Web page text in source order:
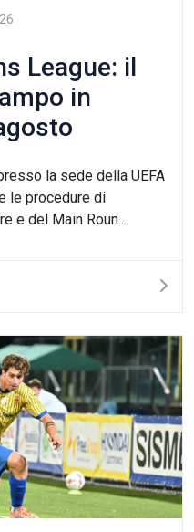
League: il
in
la sede della UEFA
le procedure di
e del Main Roun...